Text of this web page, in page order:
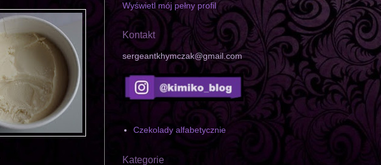
Wyświetl mój pełny profil
Kontakt
sergeantkhymczak@gmail.com
Czekolady alfabetycznie
Kategorie